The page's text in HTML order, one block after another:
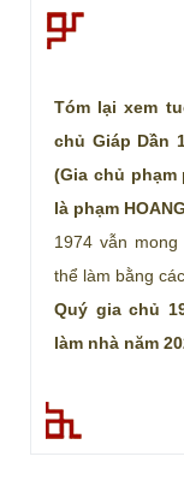
Tóm lại xem
chủ Giáp Dần
(Gia chủ phạm
là phạm
1974 vẫn
thể làm bằng
Quý gia chủ
làm nhà năm